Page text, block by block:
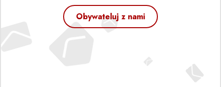
Obywateluj z nami